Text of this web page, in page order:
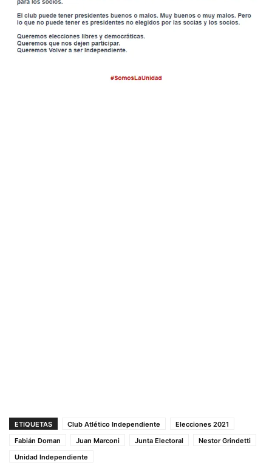
ETIQUETAS Club Atlético Independiente
Elecciones 2021
Fabián Doman
Juan Marconi Junta Electoral
Nestor Grindetti
Unidad Independiente